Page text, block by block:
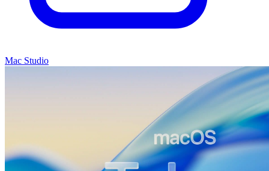
Mac Studio